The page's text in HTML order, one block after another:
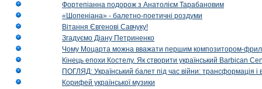
Фортепіанна подорож з Анатолієм Тарабановим
«Шопеніана» - балетно-поетичні роздуми
Вітання Євгенові Савчуку!
Згадуємо Діану Петриненко
Чому Моцарта можна вважати першим композитором-
Кінець епохи Костелу. Як створити український Barbican
ПОГЛЯД: Український балет під час війни: трансформація і
Корифей української музики